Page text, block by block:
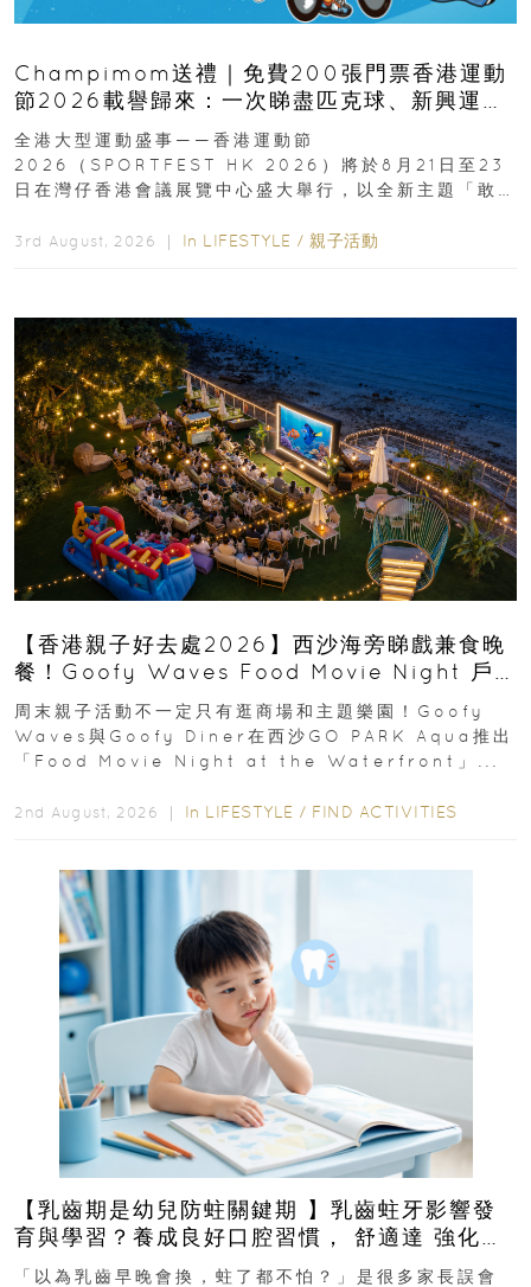
Champimom送禮｜免費200張門票香港運動
節2026載譽歸來：一次睇盡匹克球、新興運
動、街舞比賽＋逾百運動品牌展覽
全港大型運動盛事——香港運動節
2026（SPORTFEST HK 2026）將於8月21日至23
日在灣仔香港會議展覽中心盛大舉行，以全新主題「敢
3rd August, 2026 ｜ In LIFESTYLE / 親子活動
【香港親子好去處2026】西沙海旁睇戲兼食晚
餐！Goofy Waves Food Movie Night 戶
外影院逢週末登場
周末親子活動不一定只有逛商場和主題樂園！Goofy
Waves與Goofy Diner在西沙GO PARK Aqua推出
「Food Movie Night at the Waterfront」...
2nd August, 2026 ｜ In LIFESTYLE / FIND ACTIVITIES
【乳齒期是幼兒防蛀關鍵期 】乳齒蛀牙影響發
育與學習？養成良好口腔習慣， 舒適達 強化琺
瑯質 兒童牙膏防護指南
「以為乳齒早晚會換，蛀了都不怕？」是很多家長誤會